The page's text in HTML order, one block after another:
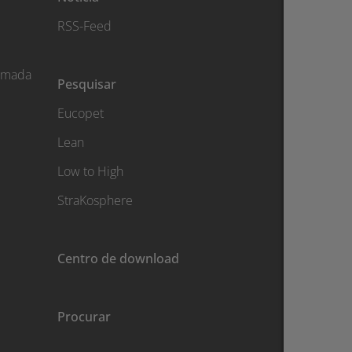
RSS-Feed
Pesquisar
Eucopet
Lean
Low to High
StraKosphere
Centro de download
Procurar